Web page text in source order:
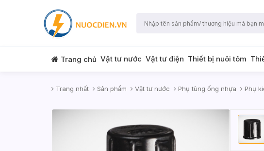
Trang chủ Vật tư nước Vật tư điện Thiết bị nuôi tôm
Trang nhất Sản phẩm Vật tư nước Phụ tùng ống nhựa Phụ